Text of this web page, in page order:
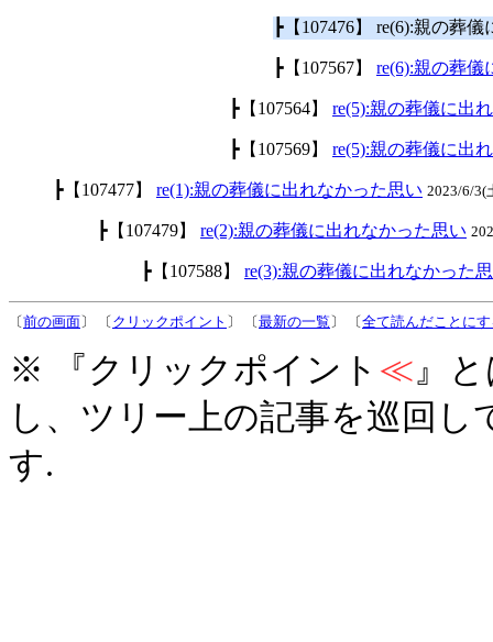
┣【107476】 re(6):親の葬
┣【107567】 re(6):親の葬儀
┣【107564】 re(5):親の葬儀に出
┣【107569】 re(5):親の葬儀に出
┣【107477】 re(1):親の葬儀に出れなかった思い 2023/6/3(
┣【107479】 re(2):親の葬儀に出れなかった思い
┣【107588】 re(3):親の葬儀に出れなかった
〔前の画面〕 〔 クリックポイント 〕 〔最新の一覧 〕 〔全て読んだことに
※ 『クリックポイント ≪』
し、ツリー上の記事を巡回
す.